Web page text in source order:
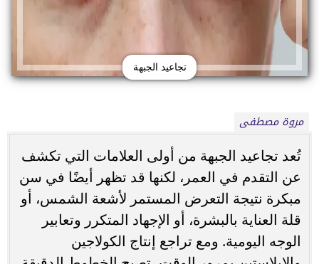
تجاعيد الجبهة
مروة مصطفى
تُعد تجاعيد الجبهة من أولى العلامات التي تكشف
عن التقدم في العمر، لكنها قد تظهر أيضًا في سن
مبكرة نتيجة التعرض المستمر لأشعة الشمس، أو
قلة العناية بالبشرة، أو الإجهاد المتكرر وتعابير
الوجه اليومية. ومع تراجع إنتاج الكولاجين